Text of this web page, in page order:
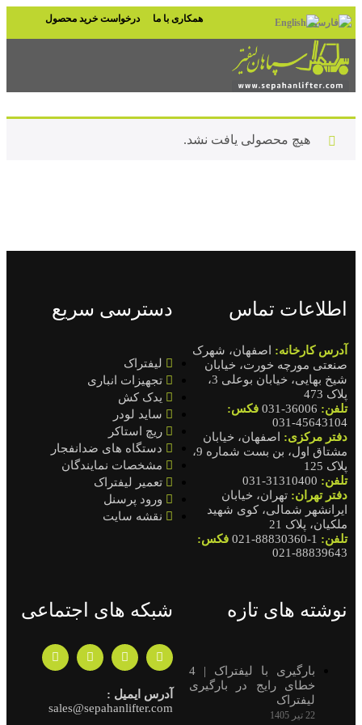
همکاری با ما درخواست خرید محصول
هیچ محصولی یافت نشد.
اطلاعات تماس
آدرس کارخانه: اصفهان، شهرک
صنعتی مورچه خورت، خیابان
شیخ بهایی، خیابان بوعلی 3،
پلاک 473
تلفن:
فکس:
45643104-031
دفتر مرکزی: اصفهان، خیابان
مشتاق اول، بن بست شماره 9،
پلاک 125
تلفن:
دفتر تهران: تهران، خیابان
ایرانشهر شمالی، کوی شهید
ملکیان، پلاک 21
تلفن:
فکس:
88839643-021
دسترسی سریع
لیفتراک
تجهیزات انباری
یدک کش
ساید لودر
ریچ استاکر
دستگاه های ضدانفجار
مشخصات نمایندگان
تعمیر لیفتراک
ورود پرسنل
نقشه سایت
نوشته های تازه
بارگیری با لیفتراک | 4
خطای رایج در بارگیری
لیفتراک
22 تیر 1405
شبکه های اجتماعی
آدرس ایمیل :
sales@sepahanlifter.com